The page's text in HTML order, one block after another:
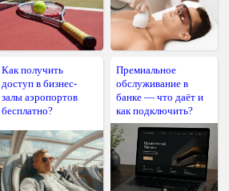
Как получить
доступ в бизнес-
залы аэропортов
бесплатно?
Премиальное
обслуживание в
банке — что даёт и
как подключить?